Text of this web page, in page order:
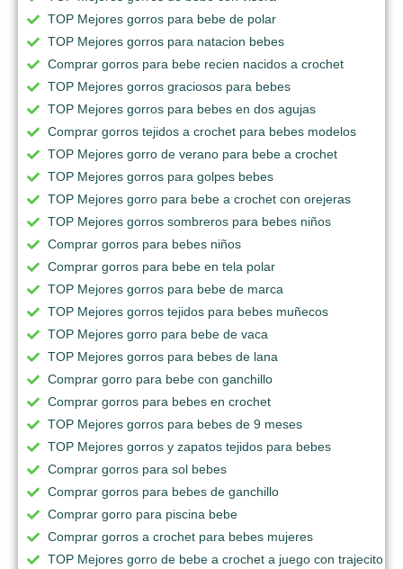
TOP Mejores gorros para bebe de polar
TOP Mejores gorros para natacion bebes
Comprar gorros para bebe recien nacidos a crochet
TOP Mejores gorros graciosos para bebes
TOP Mejores gorros para bebes en dos agujas
Comprar gorros tejidos a crochet para bebes modelos
TOP Mejores gorro de verano para bebe a crochet
TOP Mejores gorros para golpes bebes
TOP Mejores gorro para bebe a crochet con orejeras
TOP Mejores gorros sombreros para bebes niños
Comprar gorros para bebes niños
Comprar gorros para bebe en tela polar
TOP Mejores gorros para bebe de marca
TOP Mejores gorros tejidos para bebes muñecos
TOP Mejores gorro para bebe de vaca
TOP Mejores gorros para bebes de lana
Comprar gorro para bebe con ganchillo
Comprar gorros para bebes en crochet
TOP Mejores gorros para bebes de 9 meses
TOP Mejores gorros y zapatos tejidos para bebes
Comprar gorros para sol bebes
Comprar gorros para bebes de ganchillo
Comprar gorro para piscina bebe
Comprar gorros a crochet para bebes mujeres
TOP Mejores gorro de bebe a crochet a juego con trajecito